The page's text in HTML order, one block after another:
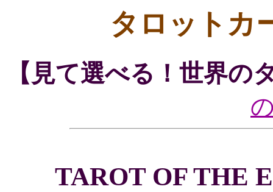
タロットカ
【見て選べる！世界の
TAROT OF THE